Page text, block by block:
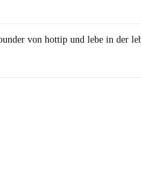
von hottip und lebe in der